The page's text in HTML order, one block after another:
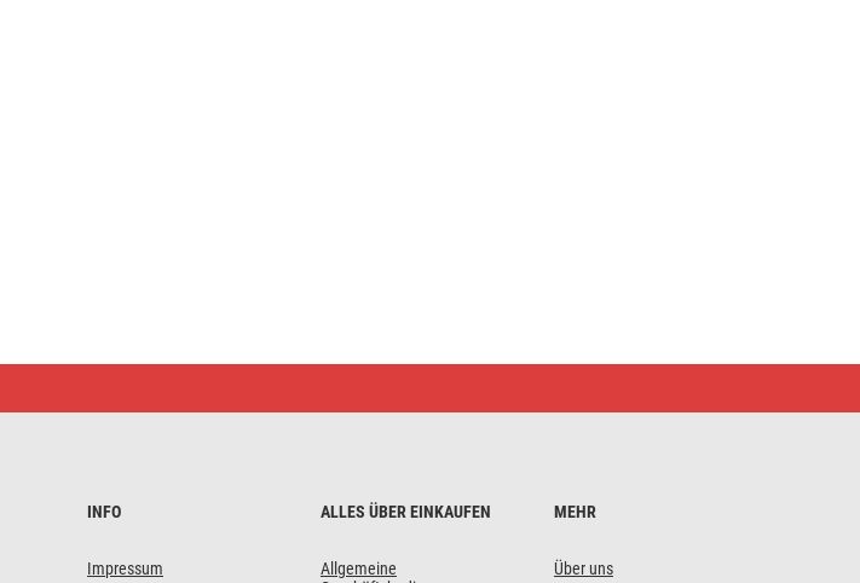
Stirnlampe
INFO
Impressum
ALLES ÜBER EINKAUFEN
Allgemeine
MEHR
Über uns